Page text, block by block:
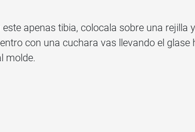
apenas tibia, colocala sobre una rejilla
con una cuchara vas llevando el glase
molde.